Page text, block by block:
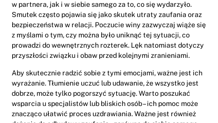
w partnera, jak i w siebie samego za to, co się wydarzyło.
Smutek często pojawia się jako skutek utraty zaufania oraz
bezpieczeństwa w relacji. Poczucie winy zazwyczaj wiąże się
z myślami o tym, czy można było uniknąć tej sytuacji, co
prowadzi do wewnętrznych rozterek. Lęk natomiast dotyczy
przyszłości związku i obaw przed kolejnymi zranieniami.
Aby skutecznie radzić sobie z tymi emocjami, ważne jest ich
wyrażanie. Tłumienie uczuć lub udawanie, że wszystko jest
dobrze, może tylko pogorszyć sytuację. Warto poszukać
wsparcia u specjalistów lub bliskich osób – ich pomoc może
znacząco ułatwić proces uzdrawiania. Ważne jest również